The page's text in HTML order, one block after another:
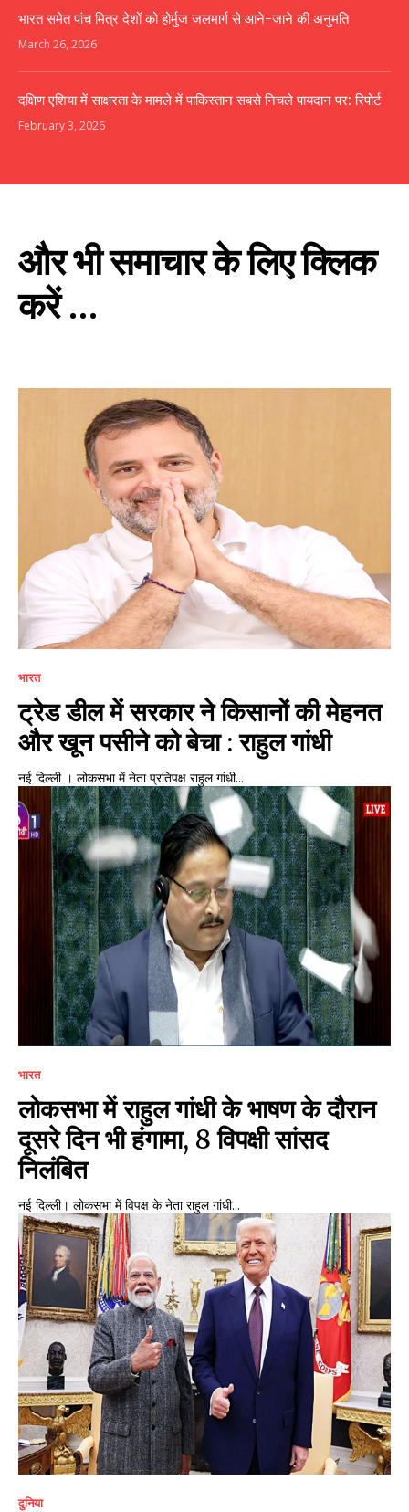
भारत समेत पांच मित्र देशों को होर्मुज जलमार्ग से आने-जाने की अनुमति
March 26, 2026
दक्षिण एशिया में साक्षरता के मामले में पाकिस्तान सबसे निचले पायदान पर: रिपोर्ट
February 3, 2026
और भी समाचार के लिए क्लिक
करें ...
भारत
ट्रेड डील में सरकार ने किसानों की मेहनत
और खून पसीने को बेचा : राहुल गांधी
नई दिल्ली । लोकसभा में नेता प्रतिपक्ष राहुल गांधी...
भारत
लोकसभा में राहुल गांधी के भाषण के दौरान
दूसरे दिन भी हंगामा, 8 विपक्षी सांसद
निलंबित
नई दिल्ली। लोकसभा में विपक्ष के नेता राहुल गांधी...
दुनिया